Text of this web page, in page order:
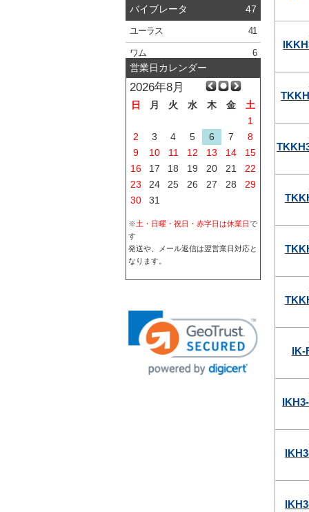
バイブレータ 47
ユーラス 41
ワム 6
営業日カレンダー
2026年8月
日 月 火 水 木 金
土
1
2
3 4 5 6 7
8
9
10 11 12 13 14
15
16
17 18 19 20 21
22
23
24 25 26 27 28
29
30
31
※土・日曜・祝日・赤字日は休業日で
す
発送や、メール返信は翌営業日対応と
なります。
IK-